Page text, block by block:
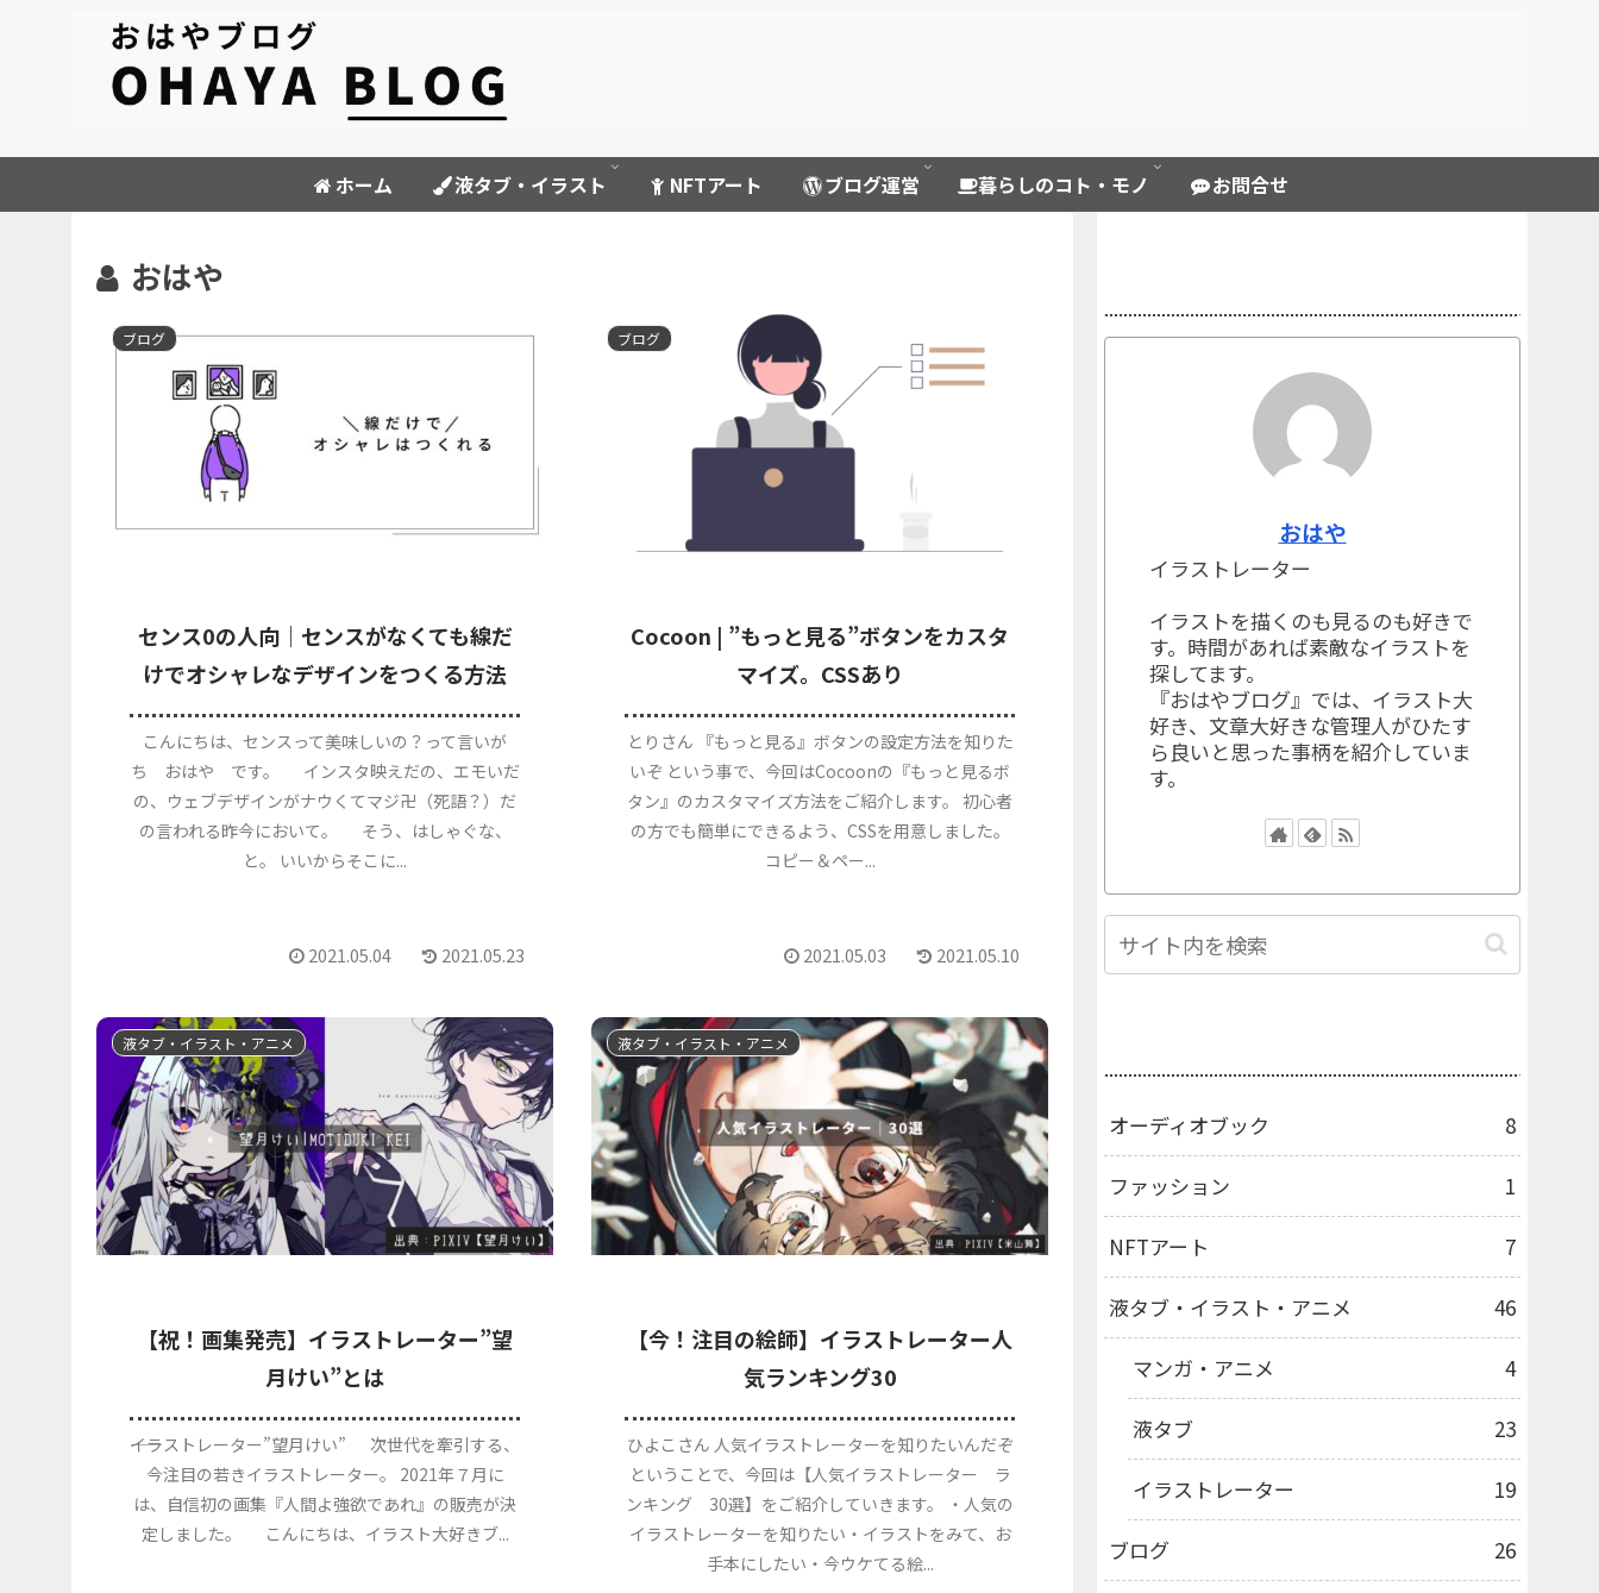
ホーム 液タブ・イラスト NFTアート ブログ運営 暮らしのコト・モノ お問合せ
おはや
ブログ
センス0の人向｜センスがなくても線だ
けでオシャレなデザインをつくる方法
こんにちは、センスって美味しいの？って言いが
ち おはや です。 インスタ映えだの、エモいだ
の、ウェブデザインがナウくてマジ卍（死語？）だ
の言われる昨今において。 そう、はしゃぐな、
と。 いいからそこに...
2021.05.04 2021.05.23
ブログ
Cocoon | ”もっと見る”ボタンをカスタ
マイズ。CSSあり
とりさん 『もっと見る』ボタンの設定方法を知りた
いぞ という事で、今回はCocoonの『もっと見るボ
タン』のカスタマイズ方法をご紹介します。 初心者
の方でも簡単にできるよう、CSSを用意しました。
コピー＆ペー...
2021.05.03 2021.05.10
液タブ・イラスト・アニメ
【祝！画集発売】イラストレーター”望
月けい”とは
――イラストレーター”望月けい” 次世代を牽引する、
今注目の若きイラストレーター。 2021年７月に
は、自信初の画集『人間よ強欲であれ』の販売が決
定しました。 こんにちは、イラスト大好きブ...
液タブ・イラスト・アニメ
【今！注目の絵師】イラストレーター人
気ランキング30
ひよこさん 人気イラストレーターを知りたいんだぞ
ということで、今回は【人気イラストレーター ラ
ンキング 30選】をご紹介していきます。 ・人気の
イラストレーターを知りたい・イラストをみて、お
手本にしたい・今ウケてる絵...
おはや
イラストレーター
イラストを描くのも見るのも好きで
す。時間があれば素敵なイラストを
探してます。
『おはやブログ』では、イラスト大
好き、文章大好きな管理人がひたす
ら良いと思った事柄を紹介していま
す。
オーディオブック 8
ファッション 1
NFTアート 7
液タブ・イラスト・アニメ 46
マンガ・アニメ 4
液タブ 23
イラストレーター 19
ブログ 26